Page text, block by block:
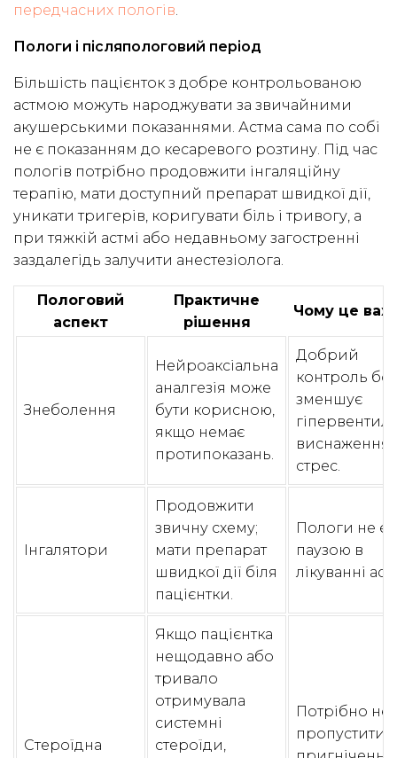
передчасних пологів.
Пологи і післяпологовий період
Більшість пацієнток з добре контрольованою
астмою можуть народжувати за звичайними
акушерськими показаннями. Астма сама по собі
не є показанням до кесаревого розтину. Під час
пологів потрібно продовжити інгаляційну
терапію, мати доступний препарат швидкої дії,
уникати тригерів, коригувати біль і тривогу, а
при тяжкій астмі або недавньому загостренні
заздалегідь залучити анестезіолога.
Пологовий
аспект
Практичне
рішення
Чому це
Знеболення
Нейроаксіальна
аналгезія може
бути корисною,
якщо немає
протипоказань.
Добрий
контроль
зменшує
виснаження і
стрес.
Інгалятори
Продовжити
звичну схему;
мати препарат
швидкої дії біля
пацієнтки.
Пологи не є
паузою в
лікуванні
Стероїдна
Якщо пацієнтка
нещодавно або
тривало
отримувала
системні
стероїди,
Потрібно не
пропустити